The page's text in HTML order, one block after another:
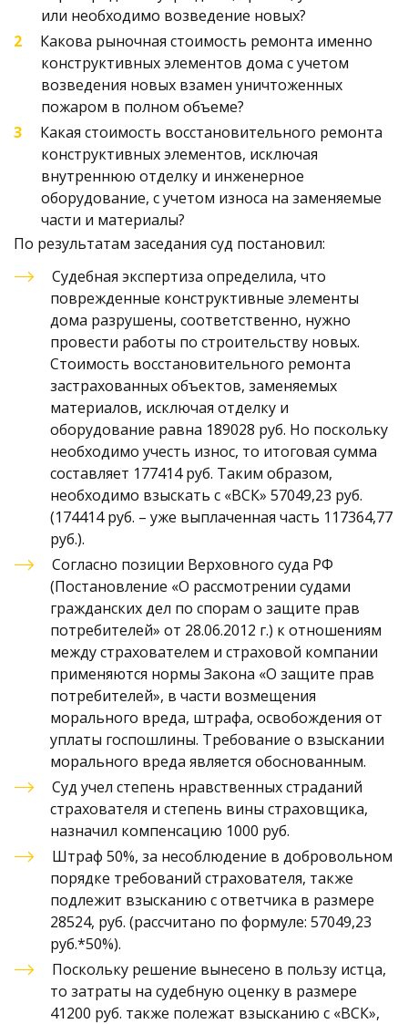
или необходимо возведение новых?
Какова рыночная стоимость ремонта именно
конструктивных элементов дома с учетом
возведения новых взамен уничтоженных
пожаром в полном объеме?
Какая стоимость восстановительного ремонта
конструктивных элементов, исключая
внутреннюю отделку и инженерное
оборудование, с учетом износа на заменяемые
части и материалы?
По результатам заседания суд постановил:
Судебная экспертиза определила, что
поврежденные конструктивные элементы
дома разрушены, соответственно, нужно
провести работы по строительству новых.
Стоимость восстановительного ремонта
застрахованных объектов, заменяемых
материалов, исключая отделку и
оборудование равна 189028 руб. Но поскольку
необходимо учесть износ, то итоговая сумма
составляет 177414 руб. Таким образом,
необходимо взыскать с «ВСК» 57049,23 руб.
(174414 руб. – уже выплаченная часть 117364,77
руб.).
Согласно позиции Верховного суда РФ
(Постановление «О рассмотрении судами
гражданских дел по спорам о защите прав
потребителей» от 28.06.2012 г.) к отношениям
между страхователем и страховой компании
применяются нормы Закона «О защите прав
потребителей», в части возмещения
морального вреда, штрафа, освобождения от
уплаты госпошлины. Требование о взыскании
морального вреда является обоснованным.
Суд учел степень нравственных страданий
страхователя и степень вины страховщика,
назначил компенсацию 1000 руб.
Штраф 50%, за несоблюдение в добровольном
порядке требований страхователя, также
подлежит взысканию с ответчика в размере
28524, руб. (рассчитано по формуле: 57049,23
руб.*50%).
Поскольку решение вынесено в пользу истца,
то затраты на судебную оценку в размере
41200 руб. также полежат взысканию с «ВСК»,